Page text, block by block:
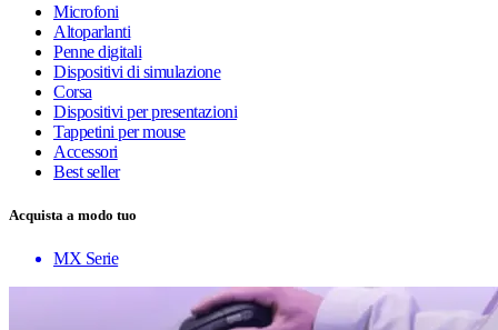
Microfoni
Altoparlanti
Penne digitali
Dispositivi di simulazione
Corsa
Dispositivi per presentazioni
Tappetini per mouse
Accessori
Best seller
Acquista a modo tuo
MX Serie